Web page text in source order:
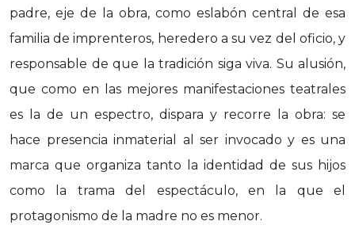
padre, eje de la obra, como eslabón central de esa
familia de imprenteros, heredero a su vez del oficio, y
responsable de que la tradición siga viva. Su alusión,
que como en las mejores manifestaciones teatrales
es la de un espectro, dispara y recorre la obra: se
hace presencia inmaterial al ser invocado y es una
marca que organiza tanto la identidad de sus hijos
como la trama del espectáculo, en la que el
protagonismo de la madre no es menor.